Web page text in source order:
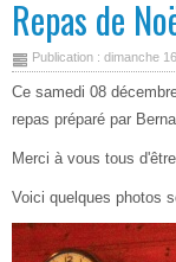
Repas de
Publication : dimanche
Ce samedi 08
repas préparé par
Merci à vous tous
Voici quelques photos